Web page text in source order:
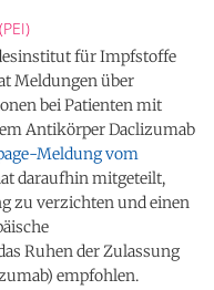
für Impfstoffe
Meldungen über
bei Patienten mit
Antikörper Daclizumab
-Meldung vom
daraufhin mitgeteilt,
zu verzichten und einen
Ruhen der Zulassung
empfohlen.